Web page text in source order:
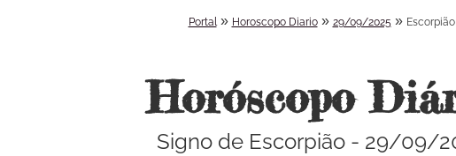
Portal » Horoscopo Diario» 29/09/2025 » Escorpião
Horóscopo
Signo de Escorpião - 29/09/